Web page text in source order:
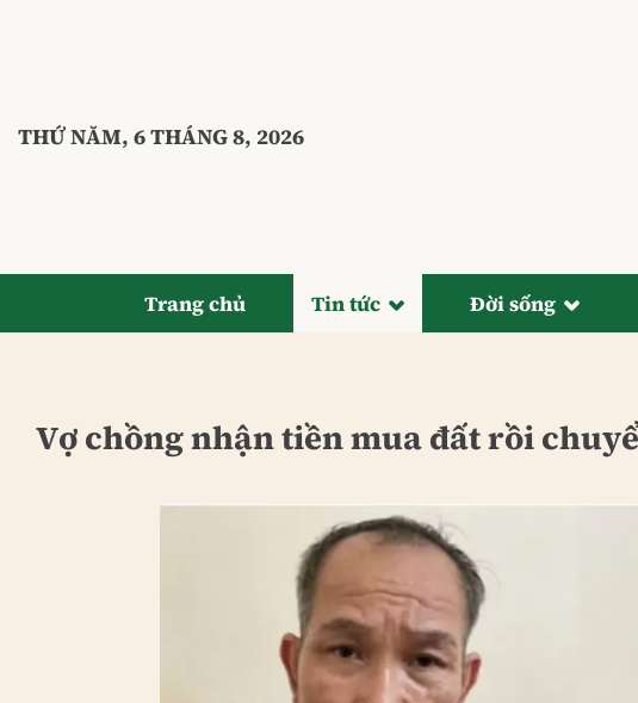
THỨ NĂM, 6 THÁNG 8, 2026
Trang chủ Tin tức Đời sống
Vợ chồng nhận tiền mua đất rồi